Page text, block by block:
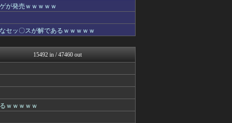
漫画まとめ速報
わんこーる速報！
異世界転生まとめ速報
fig速
アニゲー速報
ガンダムブログ（情報戦仕様...
わんこーる速報！
ろぼ速VIP
GUNDAM.LOG｜ガン...
が発売ｗｗｗｗｗ
セッ〇スが解であるｗｗｗｗｗ
15492 in / 47460 out
ｗｗｗｗｗ